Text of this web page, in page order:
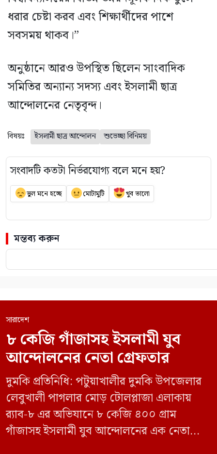
ধরার চেষ্টা করব এবং শিক্ষার্থীদের পাশে
সবসময় থাকব।”
অনুষ্ঠানে আরও উপস্থিত ছিলেন সাংবাদিক
সমিতির অন্যান্য সদস্য এবং ইসলামী ছাত্র
আন্দোলনের নেতৃবৃন্দ।
বিষয়ঃ ইসলামী ছাত্র আন্দোলন শুভেচ্ছা বিনিময়
সংবাদটি কতটা নির্ভরযোগ্য বলে মনে হয়?
ভুল মনে হচ্ছে মোটামুটি খুব ভালো
মন্তব্য করুন
সারাদেশ
৮ কেজি গাঁজাসহ ইসলামী যুব
আন্দোলনের নেতা গ্রেফতার
দুমকি প্রতিনিধি: পটুয়াখালীর দুমকি উপজেলার
লেবুখালী পাগলার মোড় টোলপ্লাজা এলাকায়
র‍্যাব-৮ এর অভিযানে ৮ কেজি ৪০০ গ্রাম
গাঁজাসহ ইসলামী যুব আন্দোলনের এক নেতাকে